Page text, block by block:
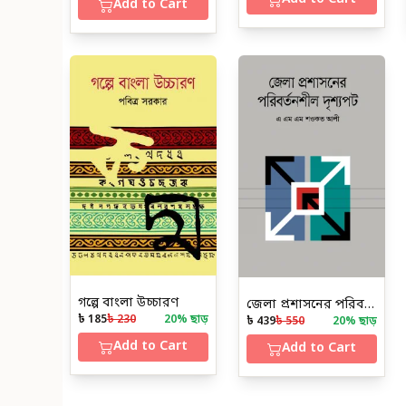
Add to Cart
গল্পে বাংলা উচ্চারণ
৳ 185৳ 230 20% ছাড়
Add to Cart
জেলা প্রশাসনের পরিবর্তনশীল দৃশ্যপট
৳ 439৳ 550 20% ছাড়
Add to Cart